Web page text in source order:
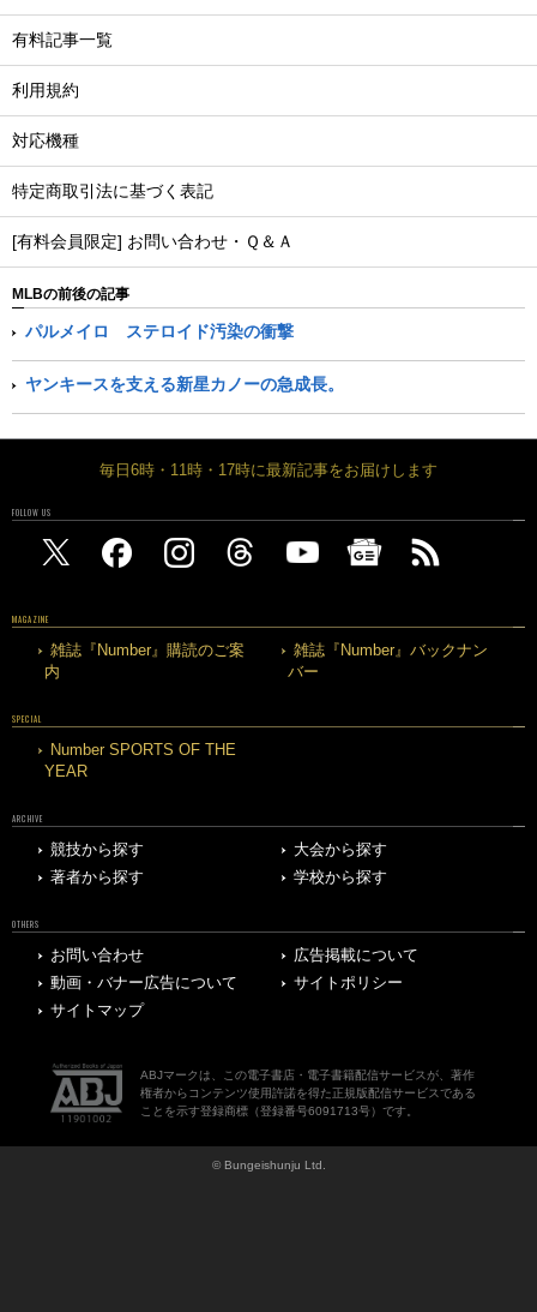
有料記事一覧
利用規約
対応機種
特定商取引法に基づく表記
[有料会員限定] お問い合わせ・Ｑ＆Ａ
MLBの前後の記事
パルメイロ ステロイド汚染の衝撃
ヤンキースを支える新星カノーの急成長。
毎日6時・11時・17時に最新記事をお届けします
FOLLOW US
MAGAZINE
雑誌『Number』購読のご案
内
雑誌『Number』バックナン
バー
SPECIAL
Number SPORTS OF THE
YEAR
ARCHIVE
競技から探す
大会から探す
著者から探す
学校から探す
OTHERS
お問い合わせ
広告掲載について
動画・バナー広告について
サイトポリシー
サイトマップ
ABJマークは、この電子書店・電子書籍配信サービスが、著作
権者からコンテンツ使用許諾を得た正規版配信サービスである
ことを示す登録商標（登録番号6091713号）です。
© Bungeishunju Ltd.